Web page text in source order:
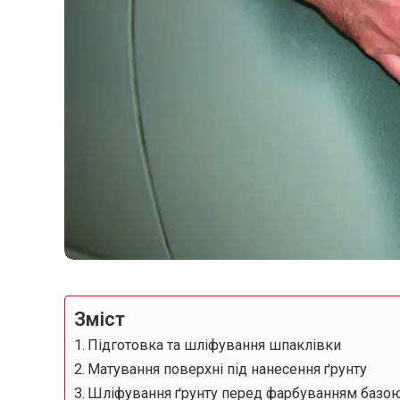
Зміст
Підготовка та шліфування шпаклівки
Матування поверхні під нанесення ґрунту
Шліфування ґрунту перед фарбуванням